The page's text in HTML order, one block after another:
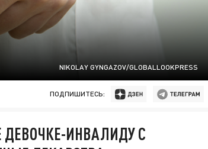
NIKOLAY GYNGAZOV/GLOBALLOOKPRESS
ПОДПИШИТЕСЬ:
ДЕВОЧКЕ-ИНВАЛИДУ С